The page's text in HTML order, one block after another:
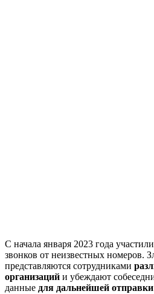
С начала января 2023 года
звонков от неизвестных номеров.
представляются сотрудниками
организаций и убеждают
данные для дальнейшей